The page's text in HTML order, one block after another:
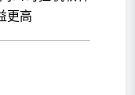
更高